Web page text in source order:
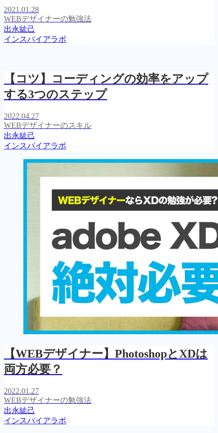
2021.01.28
WEBデザイナーの勉強法
出永紘己
インスパイアラボ
【コツ】コーディングの効率をアップ
する3つのステップ
2022.04.27
WEBデザイナーのスキル
出永紘己
インスパイアラボ
【WEBデザイナー】PhotoshopとXDは
両方必要？
2022.01.27
WEBデザイナーの勉強法
出永紘己
インスパイアラボ